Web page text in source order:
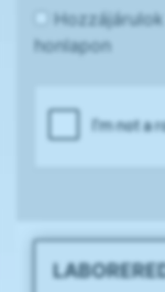
honlapon